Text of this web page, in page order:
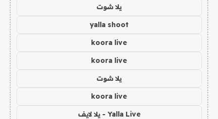
يلا شوت
yalla shoot
koora live
koora live
يلا شوت
koora live
Yalla Live - يلا لايف